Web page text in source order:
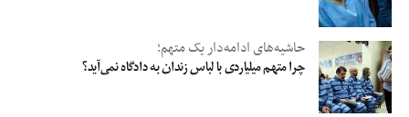
حاشیه‌های ادامه‌دار یک متهم؛
چرا متهم میلیاردی با لباس زندان به دادگاه نمی‌آید؟